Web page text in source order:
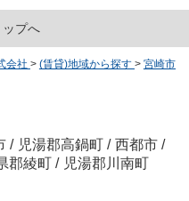
プへ
会社 > (賃貸)地域から探す > 宮崎市
/ 児湯郡高鍋町 / 西都市 /
郡綾町 / 児湯郡川南町